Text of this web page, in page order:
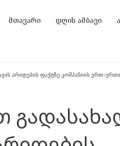
მთავარი დღის ამბავი
არიდების ფაქტზე კომპანიის ერთ-